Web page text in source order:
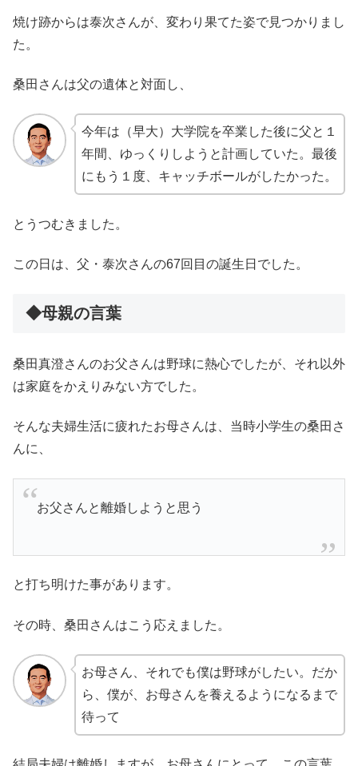
焼け跡からは泰次さんが、変わり果てた姿で見つかりまし
た。
桑田さんは父の遺体と対面し、
今年は（早大）大学院を卒業した後に父と１
年間、ゆっくりしようと計画していた。最後
にもう１度、キャッチボールがしたかった。
とうつむきました。
この日は、父・泰次さんの67回目の誕生日でした。
◆母親の言葉
桑田真澄さんのお父さんは野球に熱心でしたが、それ以外
は家庭をかえりみない方でした。
そんな夫婦生活に疲れたお母さんは、当時小学生の桑田さ
んに、
お父さんと離婚しようと思う
と打ち明けた事があります。
その時、桑田さんはこう応えました。
お母さん、それでも僕は野球がしたい。だか
ら、僕が、お母さんを養えるようになるまで
待って